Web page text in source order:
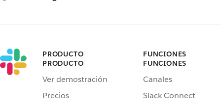
PRODUCTO
PRODUCTO
Ver demostración
Precios
FUNCIONES
FUNCIONES
Canales
Slack Connect